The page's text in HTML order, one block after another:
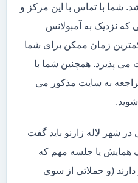
شما با تماس با این مرکز و
نزدیک به آمبولانس
زمان ممکن برای شما
می پذیرد. همچنین شما با
به سایت مذکور می
شوید.
لاله زارنو باید گفت
همایش یا جلسه مهم که
(و حملاتی از سوی